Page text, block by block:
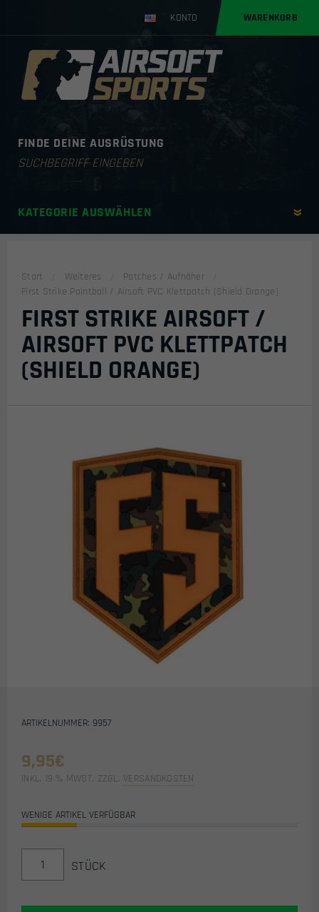
KONTO WARENKORB
FINDE DEINE AUSRÜSTUNG
Products
KATEGORIE AUSWÄHLEN
Start Weiteres
Patches / Aufnäher
First Strike Paintball / Airsoft PVC Klettpatch (Shield Orange)
FIRST STRIKE AIRSOFT /
AIRSOFT PVC KLETTPATCH
(SHIELD ORANGE)
ARTIKELNUMMER: 9957
9,95€
INKL. 19 % MWST. ZZGL. VERSANDKOSTEN
WENIGE ARTIKEL VERFÜGBAR
STRIKE
AIRSOFT
STÜCK